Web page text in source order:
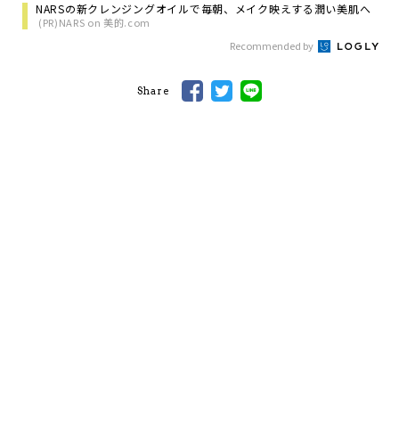
NARSの新クレンジングオイルで毎朝、メイク映えする潤い美肌へ
(PR)NARS on 美的.com
Recommended by
Share